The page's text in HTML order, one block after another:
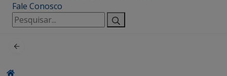
Fale Conosco
Pesquisar
por: